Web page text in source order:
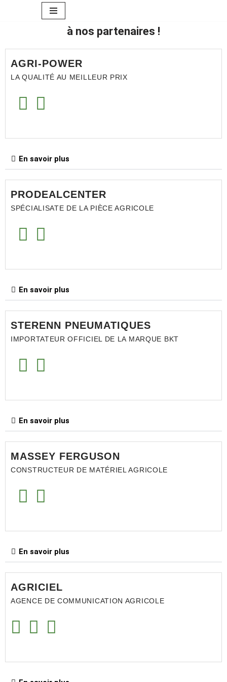
contenu
à nos partenaires !
AGRI-POWER
LA QUALITÉ AU MEILLEUR PRIX
En savoir plus
PRODEALCENTER
SPÉCIALISATE DE LA PIÈCE AGRICOLE
En savoir plus
STERENN PNEUMATIQUES
IMPORTATEUR OFFICIEL DE LA MARQUE BKT
En savoir plus
MASSEY FERGUSON
CONSTRUCTEUR DE MATÉRIEL AGRICOLE
En savoir plus
AGRICIEL
AGENCE DE COMMUNICATION AGRICOLE